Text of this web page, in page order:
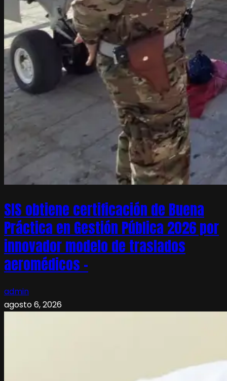
SIS obtiene certificación de Buena
Práctica en Gestión Pública 2026 por
innovador modelo de traslados
aeromédicos –
admin
agosto 6, 2026